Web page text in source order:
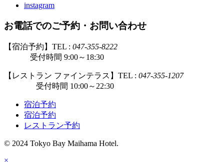
instagram
お電話でのご予約・お問い合わせ
【宿泊予約】TEL : 047-355-8222
受付時間 9:00～18:30
【レストラン ファインテラス】TEL : 047-355-1207
受付時間 10:00～22:30
宿泊予約
宿泊予約
レストラン予約
© 2024 Tokyo Bay Maihama Hotel.
×